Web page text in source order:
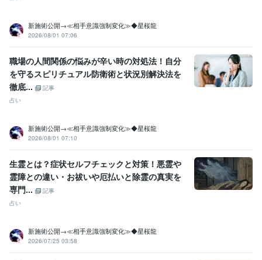
新施術公開→≪相手意識強制変化≫◆星桜龍
2026/08/01 07:06
職場の人間関係の悩みが辛い時の対処法！自分
を守るスピリチュアル防衛術と状況別解決法を
徹底...
記事
占い
新施術公開→≪相手意識強制変化≫◆星桜龍
2026/08/01 07:10
生霊とは？症状セルフチェックと対策！悪霊や
霊障との違い・お祓いや厄払いと除霊の真実を
専門...
記事
占い
新施術公開→≪相手意識強制変化≫◆星桜龍
2026/07/25 03:58